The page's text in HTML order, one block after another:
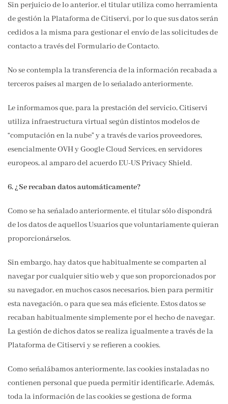
Sin perjuicio de lo anterior, el titular utiliza como herramienta
de gestión la Plataforma de Citiservi, por lo que sus datos serán
cedidos a la misma para gestionar el envío de las solicitudes de
contacto a través del Formulario de Contacto.
No se contempla la transferencia de la información recabada a
terceros países al margen de lo señalado anteriormente.
Le informamos que, para la prestación del servicio, Citiservi
utiliza infraestructura virtual según distintos modelos de
“computación en la nube” y a través de varios proveedores,
esencialmente OVH y Google Cloud Services, en servidores
europeos, al amparo del acuerdo EU-US Privacy Shield.
6. ¿Se recaban datos automáticamente?
Como se ha señalado anteriormente, el titular sólo dispondrá
de los datos de aquellos Usuarios que voluntariamente quieran
proporcionárselos.
Sin embargo, hay datos que habitualmente se comparten al
navegar por cualquier sitio web y que son proporcionados por
su navegador, en muchos casos necesarios, bien para permitir
esta navegación, o para que sea más eficiente. Estos datos se
recaban habitualmente simplemente por el hecho de navegar.
La gestión de dichos datos se realiza igualmente a través de la
Plataforma de Citiservi y se refieren a cookies.
Como señalábamos anteriormente, las cookies instaladas no
contienen personal que pueda permitir identificarle. Además,
toda la información de las cookies se gestiona de forma